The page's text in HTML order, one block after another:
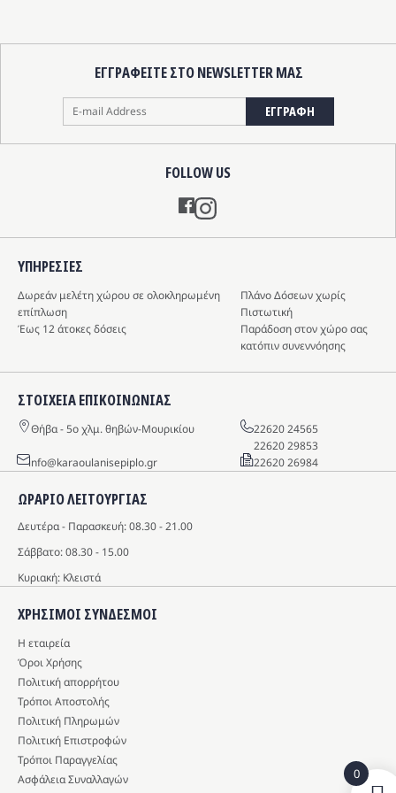
FOLLOW US
Instagram
ΕΓΓΡΑΦΕΙΤΕ ΣΤΟ NEWSLETTER ΜΑΣ
ΕΓΓΡΑΦΗ
ΩΡΑΡΙΟ ΛΕΙΤΟΥΡΓΙΑΣ
Δευτέρα - Παρασκευή: 08.30 - 21.00
Σάββατο: 08.30 - 15.00
Κυριακή: Κλειστά
ΧΡΗΣΙΜΟΙ ΣΥΝΔΕΣΜΟΙ
Η εταιρεία
Όροι Χρήσης
Πολιτική απορρήτου
Τρόποι Αποστολής
Πολιτική Πληρωμών
Πολιτική Επιστροφών
Τρόποι Παραγγελίας
Ασφάλεια Συναλλαγών
ΥΠΗΡΕΣIΕΣ
Δωρεάν μελέτη χώρου σε ολοκληρωμένη
επίπλωση
Πλάνο Δόσεων χωρίς
Πιστωτική
Έως 12 άτοκες δόσεις
Παράδοση στον χώρο σας
κατόπιν συνεννόησης
ΣΤΟΙΧΕΙΑ ΕΠΙΚΟΙΝΩΝΙΑΣ
Θήβα - 5o χλμ. θηβών-Μουρικίου
22620 24565
22620 29853
info@karaoulanisepiplo.gr
22620 26984
0